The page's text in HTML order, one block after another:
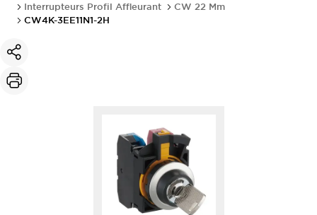
Interrupteurs Profil Affleurant
CW 22 Mm
CW4K-3EE11N1-2H